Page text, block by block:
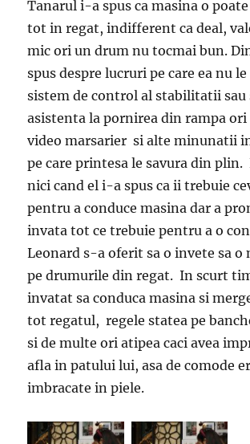
Tanarul i-a spus ca masina o
tot in regat, indifferent ca deal,
mic ori un drum nu tocmai bun.
spus despre lucruri pe care ea nu
sistem de control al stabilitatii sau
asistenta la pornirea din rampa ori
video marsarier si alte minunatii
pe care printesa le savura din plin.
nici cand el i-a spus ca ii trebuie
pentru a conduce masina dar a
invata tot ce trebuie pentru a o
Leonard s-a oferit sa o invete sa o
pe drumurile din regat. In scurt
invatat sa conduca masina si
tot regatul, regele statea pe
si de multe ori atipea caci avea
afla in patului lui, asa de comode
imbracate in piele.